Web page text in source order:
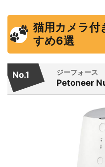
猫用カメラ付
すめ6選
No.1 ジーフォース
Petoneer